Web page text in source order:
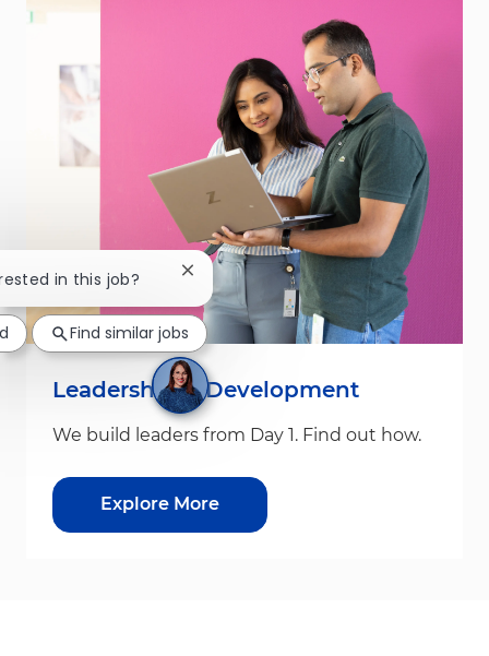
Leadership & Development
We build leaders from Day 1. Find out how.
Explore More
in this job? Close chatbot notification
Find similar jobs